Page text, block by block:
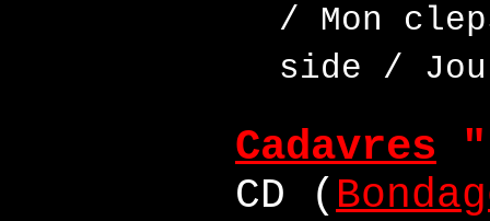
/ Mon
side /
Cadavres "
CD (